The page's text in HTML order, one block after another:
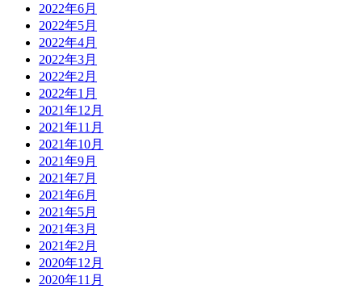
2022年6月
2022年5月
2022年4月
2022年3月
2022年2月
2022年1月
2021年12月
2021年11月
2021年10月
2021年9月
2021年7月
2021年6月
2021年5月
2021年3月
2021年2月
2020年12月
2020年11月